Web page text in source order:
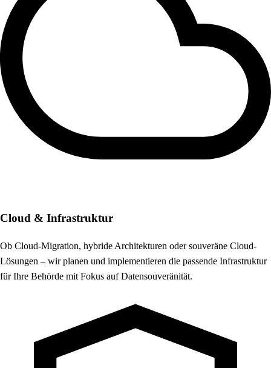
Cloud & Infrastruktur
Ob Cloud-Migration, hybride Architekturen oder souveräne Cloud-
Lösungen – wir planen und implementieren die passende Infrastruktur
für Ihre Behörde mit Fokus auf Datensouveränität.